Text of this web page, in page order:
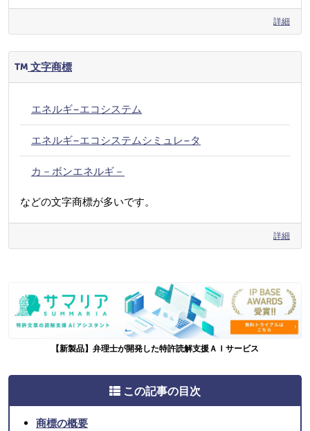
詳細
文字商標
エネルギ−エコシステム
エネルギ−エコシステムシミュレ−タ
カ－ボンエネルギ－
などの文字商標が多いです。
詳細
【新製品】弁理士が開発した特許読解支援ＡＩサービス
この記事の目次
商標の概要